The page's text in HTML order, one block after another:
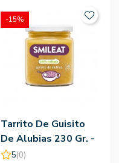
Tarrito De Guisito
De Alubias 230 Gr. -
Smileat
5(0)
-15%